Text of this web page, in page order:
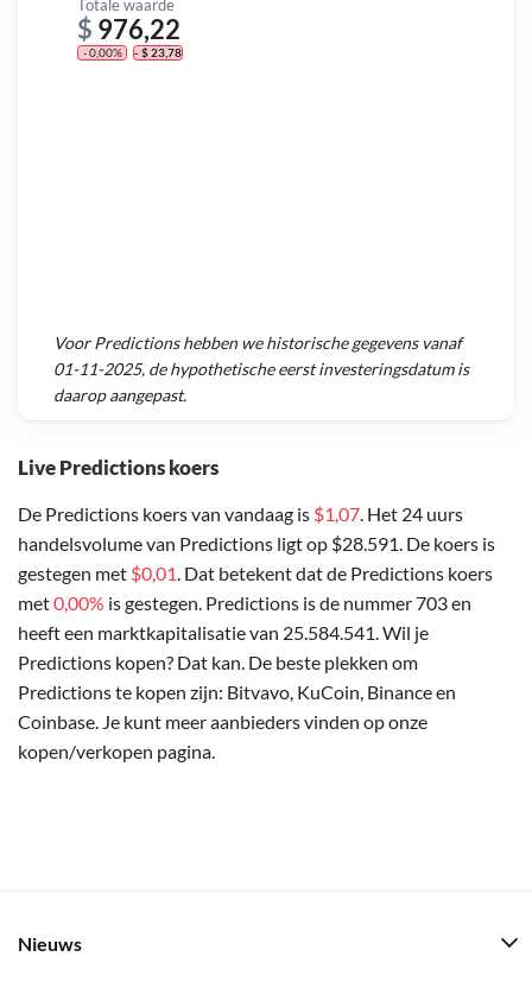
Live Predictions koers
De Predictions koers van vandaag is $1,07. Het 24 uurs
handelsvolume van Predictions ligt op $28.591. De koers is
gestegen met $0,01. Dat betekent dat de Predictions koers
met0,00% is gestegen. Predictions is de nummer 703 en
heeft een marktkapitalisatie van 25.584.541. Wil je
Predictions kopen? Dat kan. De beste plekken om
Predictions te kopen zijn: Bitvavo, KuCoin, Binance en
Coinbase. Je kunt meer aanbieders vinden op onze
kopen/verkopen pagina.
Totale waarde
$ 976,22
- 0,00% - $ 23,78
VoorPredictionshebben we historische gegevens vanaf
01-11-2025, de hypothetische eerst investeringsdatum is
daarop aangepast.
Nieuws